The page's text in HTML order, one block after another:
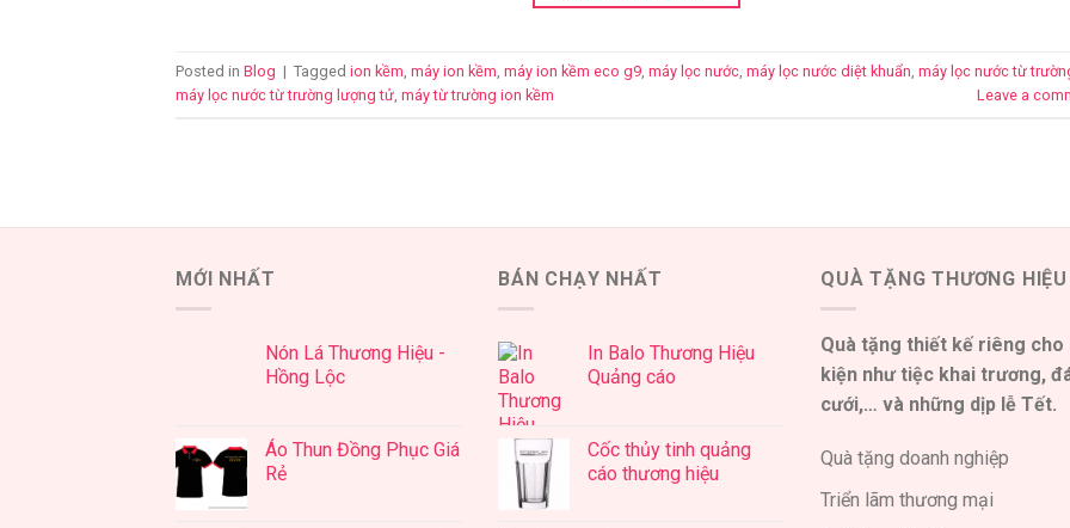
Posted in Blog | Tagged ion kềm, máy ion kềm, máy ion kềm eco g9, máy lọc nước, máy lọc nước diệt khuẩn, máy lọc nước từ
máy lọc nước từ trường lượng tử, máy từ trường ion kềm Leave a
MỚI NHẤT
Nón Lá Thương Hiệu -
Hồng Lộc
Áo Thun Đồng Phục Giá
Rẻ
BÁN CHẠY NHẤT
In Balo Thương Hiệu
Quảng cáo
Cốc thủy tinh quảng
cáo thương hiệu
QUÀ TẶNG THƯƠNG HIỆU
Quà tặng thiết kế riêng cho
kiện như tiệc khai trương,
cưới,… và những dịp lễ Tết.
Quà tặng doanh nghiệp
Triển lãm thương mại